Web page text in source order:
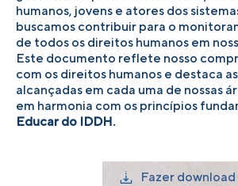
humanos, jovens e atores dos
buscamos contribuir para o
de todos os direitos humanos em
Este documento reflete nosso
com os direitos humanos e destaca
alcançadas em cada uma de nossas
em harmonia com os princípios
Educar do IDDH.
Fazer download